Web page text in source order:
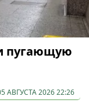
пугающую
АВГУСТА 2026 22:26